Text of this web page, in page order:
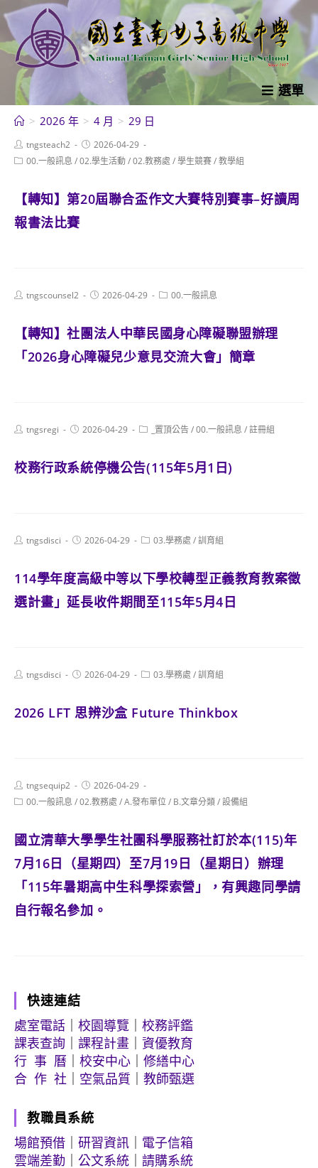
跳
轉
至
內
選單
> 2026 年 > 4 月 > 29 日
Post
author:
tngsteach2
Post
published:
2026-04-29
Post00.一般訊息 /02.學生活動/02.教務處 /學生競賽/教學組
【轉知】第20屆聯合盃作文大賽特別賽事–好讀周
報書法比賽
Posttngscounsel2
Post2026-04-29
Post00.一般訊息
【轉知】社團法人中華民國身心障礙聯盟辦理
「2026身心障礙兒少意見交流大會」簡章
Posttngsregi
Post2026-04-29
Post _置頂公告/00.一般訊息 /註冊組
校務行政系統停機公告(115年5月1日)
Posttngsdisci
Post2026-04-29
Post03.學務處 /訓育組
114學年度高級中等以下學校轉型正義教育教案徵
選計畫」延長收件期間至115年5月4日
Posttngsdisci
Post2026-04-29
Post03.學務處 /訓育組
2026 LFT 思辨沙盒 Future Thinkbox
Post
author:
tngsequip2
Post
published:
2026-04-29
Post00.一般訊息 /02.教務處 /A.發布單位/ B.文章分類/設備組
國立清華大學學生社團科學服務社訂於本(115)年
7月16日（星期四）至7月19日（星期日）辦理
「115年暑期高中生科學探索營」，有興趣同學請
自行報名參加。
快速連結
處室電話
校園導覽
校務評鑑
課表查詢
課程計畫
資優教育
行 事 曆
校安中心
修繕中心
合 作 社
空氣品質 教師甄選
教職員系統
場館預借
研習資訊
電子信箱
雲端差勤
公文系統
請購系統